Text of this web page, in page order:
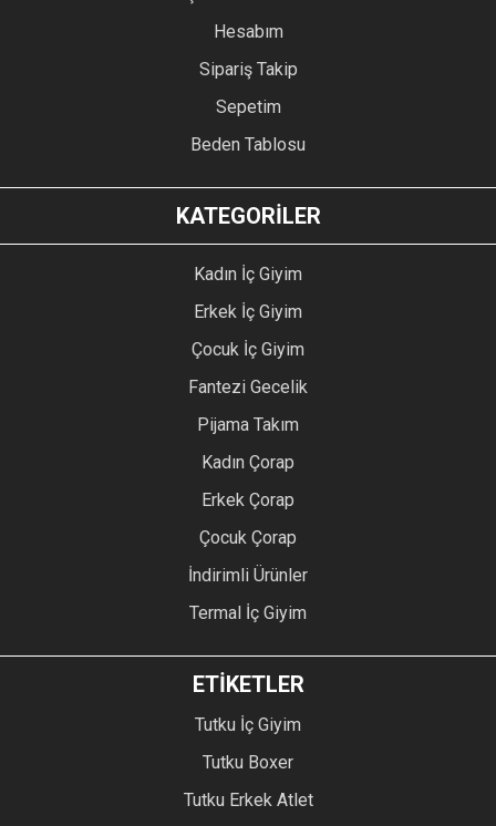
Hesabım
Sipariş Takip
Sepetim
Beden Tablosu
KATEGORİLER
Kadın İç Giyim
Erkek İç Giyim
Çocuk İç Giyim
Fantezi Gecelik
Pijama Takım
Kadın Çorap
Erkek Çorap
Çocuk Çorap
İndirimli Ürünler
Termal İç Giyim
ETİKETLER
Tutku İç Giyim
Tutku Boxer
Tutku Erkek Atlet